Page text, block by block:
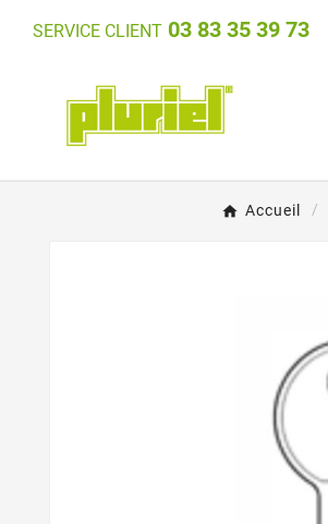
SERVICE CLIENT 03 83 35 39 73
Accueil